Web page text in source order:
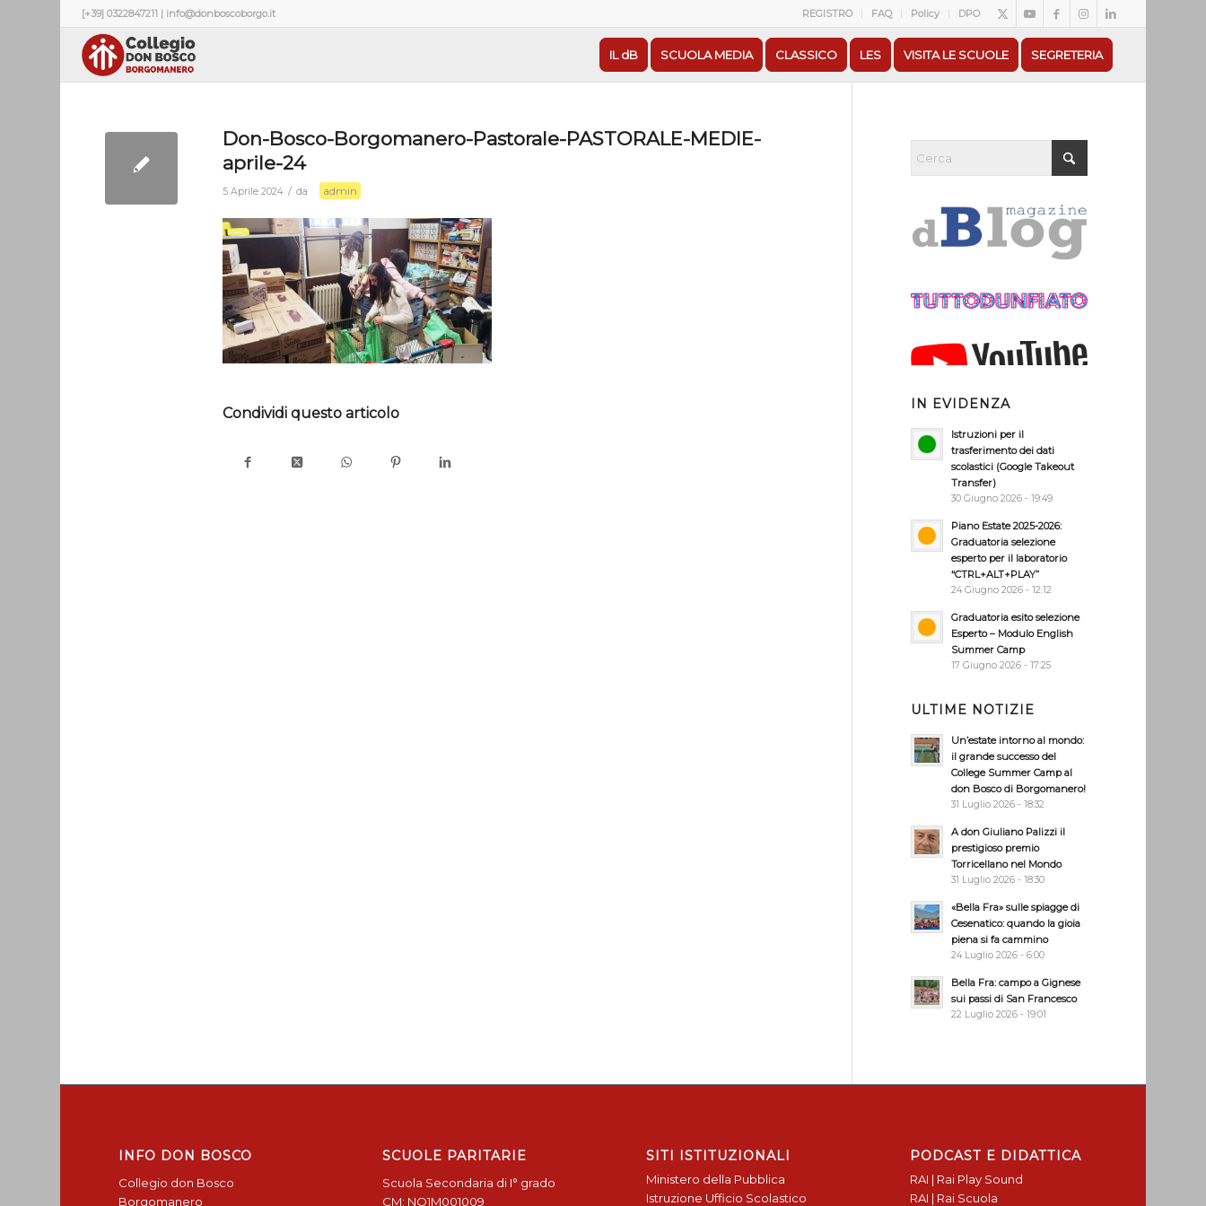
REGISTRO FAQ Policy DPO
[+39] 0322847211 | info@donboscoborgo.it
IL dB SCUOLA MEDIA CLASSICO LES VISITA LE SCUOLE SEGRETERIA
Don-Bosco-Borgomanero-Pastorale-PASTORALE-MEDIE-
aprile-24
5 Aprile 2024 / da admin
Condividi questo articolo
IN EVIDENZA
Istruzioni per il
trasferimento dei dati
scolastici (Google Takeout
Transfer)
30 Giugno 2026 - 19:49
Piano Estate 2025-2026:
Graduatoria selezione
esperto per il laboratorio
“CTRL+ALT+PLAY”
24 Giugno 2026 - 12:12
Graduatoria esito selezione
Esperto – Modulo English
Summer Camp
17 Giugno 2026 - 17:25
ULTIME NOTIZIE
Un’estate intorno al mondo:
il grande successo del
College Summer Camp al
don Bosco di Borgomanero!
31 Luglio 2026 - 18:32
A don Giuliano Palizzi il
prestigioso premio
Torricellano nel Mondo
31 Luglio 2026 - 18:30
«Bella Fra» sulle spiagge di
Cesenatico: quando la gioia
piena si fa cammino
24 Luglio 2026 - 6:00
Bella Fra: campo a Gignese
sui passi di San Francesco
22 Luglio 2026 - 19:01
INFO DON BOSCO
Collegio don Bosco
Borgomanero
SCUOLE PARITARIE
Scuola Secondaria di I° grado
CM: NO1M001009
SITI ISTITUZIONALI
Ministero della Pubblica
Istruzione Ufficio Scolastico
PODCAST E DIDATTICA
RAI | Rai Play Sound
RAI | Rai Scuola